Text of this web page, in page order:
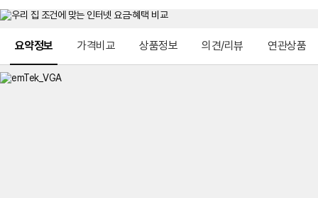
요약정보 가격비교 상품정보 의견/리뷰 연관상품